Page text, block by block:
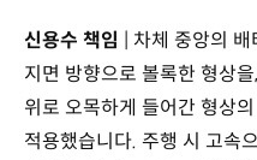
신용수 책임 | 차체 중앙의
지면 방향으로 볼록한 형상
위로 오목하게 들어간 형상
적용했습니다. 주행 시 고속